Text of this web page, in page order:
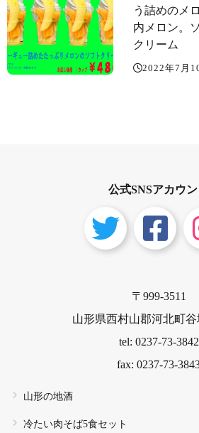
う詰めのメ
内メロン。
クリーム
2022年7月
公式SNSアカウン
〒999-3511
山形県西村山郡河北町谷
tel: 0237-73-3842
fax: 0237-73-
山形の地酒
冷たい肉そば5食セット